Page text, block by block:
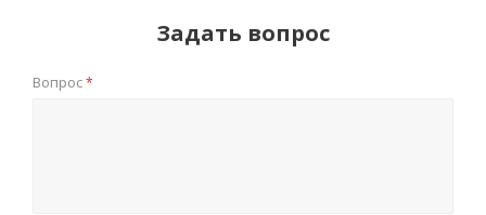
Задать вопрос
Вопрос*